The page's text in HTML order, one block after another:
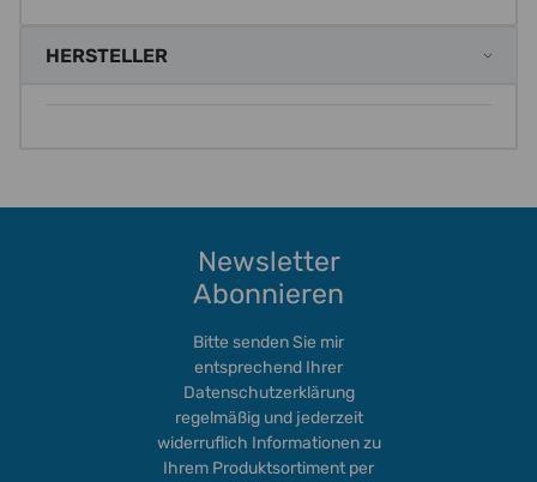
HERSTELLER
Newsletter
Abonnieren
Bitte senden Sie mir
entsprechend Ihrer
Datenschutzerklärung
regelmäßig und jederzeit
widerruflich Informationen zu
Ihrem Produktsortiment per